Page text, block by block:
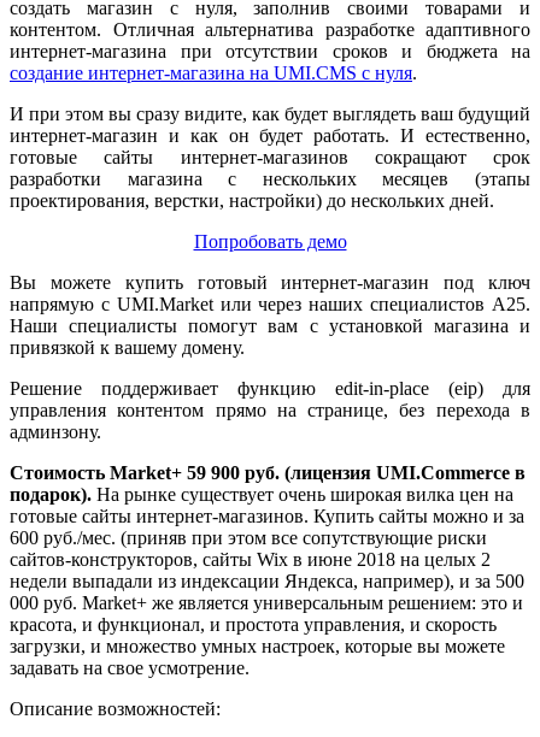
создать магазин с нуля, заполнив своими товарами и
контентом. Отличная альтернатива разработке адаптивного
интернет-магазина при отсутствии сроков и бюджета на
создание интернет-магазина на UMI.CMS с нуля.
И при этом вы сразу видите, как будет выглядеть ваш будущий
интернет-магазин и как он будет работать. И естественно,
готовые сайты интернет-магазинов сокращают срок
разработки магазина с нескольких месяцев (этапы
проектирования, верстки, настройки) до нескольких дней.
Попробовать демо
Вы можете купить готовый интернет-магазин под ключ
напрямую с UMI.Market или через наших специалистов А25.
Наши специалисты помогут вам с установкой магазина и
привязкой к вашему домену.
Решение поддерживает функцию edit-in-place (eip) для
управления контентом прямо на странице, без перехода в
админзону.
Стоимость Market+ 59 900 руб. (лицензия UMI.Commerce в
подарок). На рынке существует очень широкая вилка цен на
готовые сайты интернет-магазинов. Купить сайты можно и за
600 руб./мес. (приняв при этом все сопутствующие риски
сайтов-конструкторов, сайты Wix в июне 2018 на целых 2
недели выпадали из индексации Яндекса, например), и за 500
000 руб. Market+ же является универсальным решением: это и
красота, и функционал, и простота управления, и скорость
загрузки, и множество умных настроек, которые вы можете
задавать на свое усмотрение.
Описание возможностей: